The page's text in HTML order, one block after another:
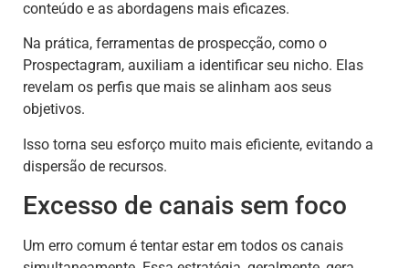
conteúdo e as abordagens mais eficazes.
Na prática, ferramentas de prospecção, como o
Prospectagram, auxiliam a identificar seu nicho. Elas
revelam os perfis que mais se alinham aos seus
objetivos.
Isso torna seu esforço muito mais eficiente, evitando a
dispersão de recursos.
Excesso de canais sem foco
Um erro comum é tentar estar em todos os canais